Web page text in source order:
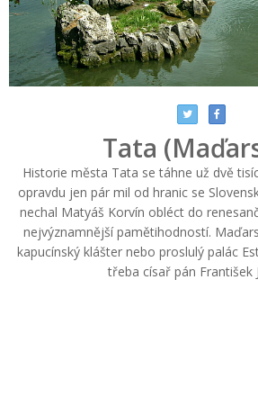
Tata
Historie města Tata se táhne už dvě
opravdu jen pár mil od hranic se
nechal Matyáš Korvín obléct do
nejvýznamnější pamětihodností.
kapucínský klášter nebo proslulý palác
třeba císař pán František